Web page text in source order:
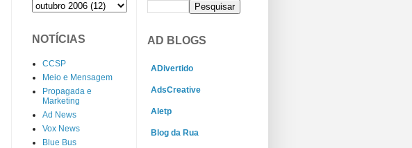
NOTÍCIAS
CCSP
Meio e Mensagem
Propagada e
Marketing
Ad News
Vox News
Blue Bus
AD BLOGS
ADivertido
AdsCreative
Aletp
Blog da Rua